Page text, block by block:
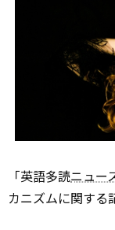
「英語多読ニュー
カニズムに関する